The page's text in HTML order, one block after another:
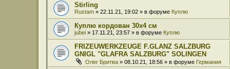
Stirling
Rustam » 22.11.21, 19:02 » в форуме Куплю
Куплю кордован 30x4 см
jubei » 17.11.21, 23:57 » в форуме Куплю
FRIZEUWERKZEUGE F.GLANZ SALZBURG
GNIGL "GLAFRA SALZBURG" SOLINGEN
Олег Бритва » 08.10.21, 18:56 » в форуме Германия